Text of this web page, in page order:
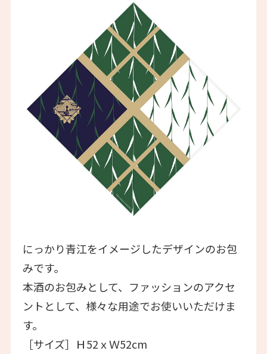
にっかり青江をイメージしたデザインのお包
みです。
本酒のお包みとして、ファッションのアクセ
ントとして、様々な用途でお使いいただけま
す。
［サイズ］Ｈ52ｘＷ52cm